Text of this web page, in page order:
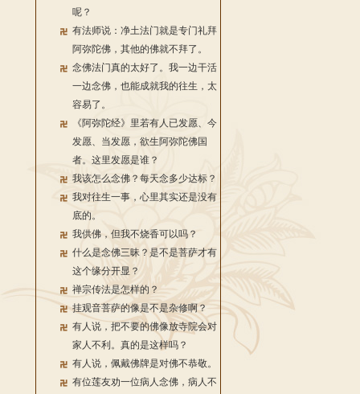
呢？
有法师说：净土法门就是专门礼拜
阿弥陀佛，其他的佛就不拜了。
念佛法门真的太好了。我一边干活
一边念佛，也能成就我的往生，太
容易了。
《阿弥陀经》里若有人已发愿、今
发愿、当发愿，欲生阿弥陀佛国
者。这里发愿是谁？
我该怎么念佛？每天念多少达标？
我对往生一事，心里其实还是没有
底的。
我供佛，但我不烧香可以吗？
什么是念佛三昧？是不是菩萨才有
这个缘分开显？
禅宗传法是怎样的？
挂观音菩萨的像是不是杂修啊？
有人说，把不要的佛像放寺院会对
家人不利。真的是这样吗？
有人说，佩戴佛牌是对佛不恭敬。
有位莲友劝一位病人念佛，病人不